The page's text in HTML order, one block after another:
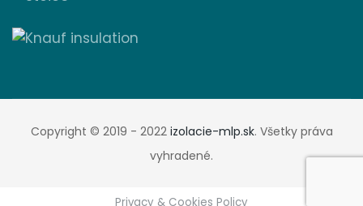
Copyright © 2019 - 2022 izolacie-mlp.sk. Všetky práva
vyhradené.
Privacy & Cookies Policy